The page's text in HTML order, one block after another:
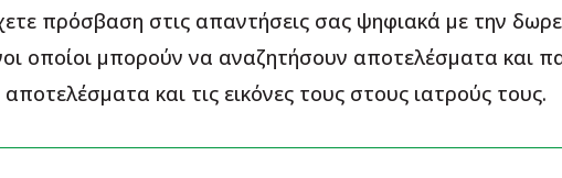
πρόσβαση στις απαντήσεις σας ψηφιακά με την
οποίοι μπορούν να αναζητήσουν αποτελέσματα και
και τις εικόνες τους στους ιατρούς τους.